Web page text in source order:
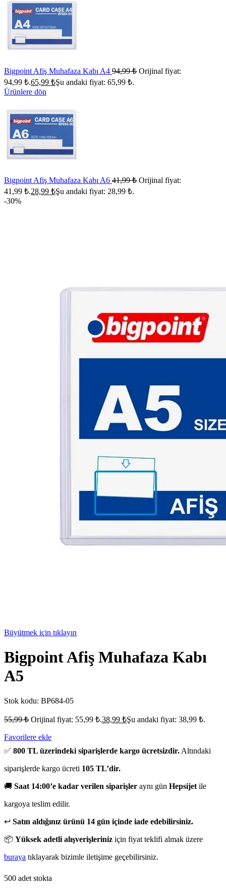
Bigpoint Afiş Muhafaza Kabı A4 94,99₺ Orijinal fiyat:
94,99 ₺.65,99 ₺Şu andaki fiyat: 65,99 ₺.
Ürünlere dön
Bigpoint Afiş Muhafaza Kabı A6 41,99₺ Orijinal fiyat:
41,99 ₺.28,99 ₺Şu andaki fiyat: 28,99 ₺.
-30%
Büyütmek için tıklayın
Bigpoint Afiş Muhafaza Kabı
A5
Stok kodu: BP684-05
55,99₺ Orijinal fiyat: 55,99 ₺.38,99 ₺Şu andaki fiyat: 38,99 ₺.
Favorilere ekle
✅ 800 TL üzerindeki siparişlerde kargo ücretsizdir. Altındaki
siparişlerde kargo ücreti 105 TL’dir.
🚚 Saat 14:00’e kadar verilen siparişler aynı gün Hepsijet ile
kargoya teslim edilir.
↩️ Satın aldığınız ürünü 14 gün içinde iade edebilirsiniz.
📦 Yüksek adetli alışverişleriniz için fiyat teklifi almak üzere
buraya tıklayarak bizimle iletişime geçebilirsiniz.
500 adet stokta